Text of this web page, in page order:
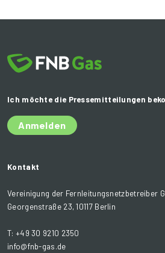
Ich möchte die Pressemitteilungen
Anmelden
Kontakt
Vereinigung der Fernleitungsnetzbetreiber
Georgenstraße 23, 10117 Berlin
T: +49 30 9210 2350
info@fnb-gas.de